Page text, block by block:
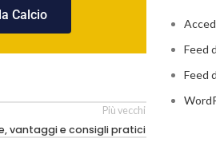
Calcio
Più vecchi
vantaggi e consigli pratici
Feed
Feed